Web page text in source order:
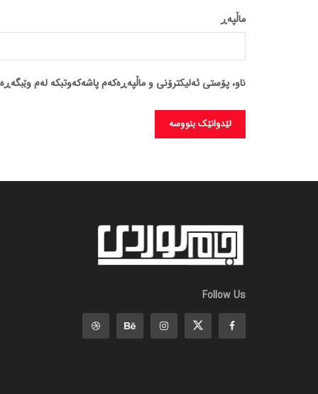
ماڵپه‌ڕ
ناو، پۆستی ئەلیکترۆنی و ماڵپەڕەکەم پاشەکەوتبکە لەم
Follow Us